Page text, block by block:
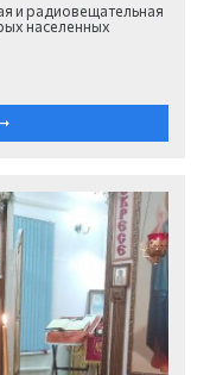
и радиовещательная
населенных